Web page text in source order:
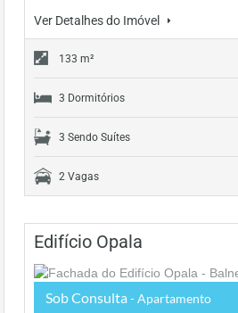
Ver Detalhes do Imóvel
133 m²
3 Dormitórios
3 Sendo Suítes
2 Vagas
Edifício Opala
Sob Consulta - Apartamento